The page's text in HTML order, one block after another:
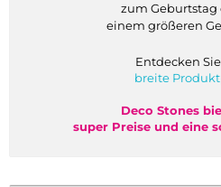
zum Geburtstag
einem größeren
Entdecken
breite
Deco Stones
super Preise und eine